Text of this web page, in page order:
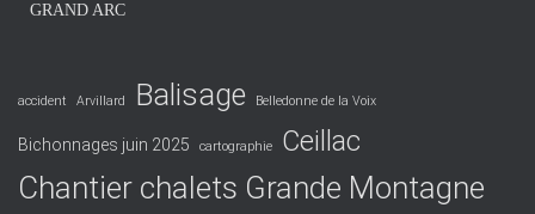
GRAND ARC
accident Arvillard Balisage Belledonne de la Voix
Bichonnages juin 2025 cartographie Ceillac
Chantier chalets Grande Montagne